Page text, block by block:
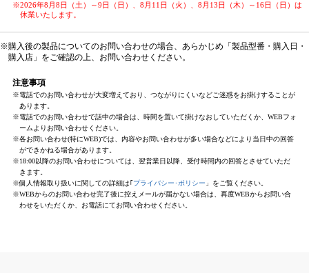
※2026年8月8日（土）～9日（日）、8月11日（火）、8月13日（木）～16日（日）は
休業いたします。
※購入後の製品についてのお問い合わせの場合、あらかじめ「製品型番・購入日・
購入店」をご確認の上、お問い合わせください。
注意事項
※電話でのお問い合わせが大変増えており、つながりにくいなどご迷惑をお掛けすることが
あります。
※電話でのお問い合わせで話中の場合は、時間を置いて掛けなおしていただくか、WEBフォ
ームよりお問い合わせください。
※各お問い合わせ(特にWEB)では、内容やお問い合わせが多い場合などにより当日中の回答
ができかねる場合があります。
※18:00以降のお問い合わせについては、翌営業日以降、受付時間内の回答とさせていただ
きます。
※個人情報取り扱いに関しての詳細は｢プライバシー･ポリシー 」をご覧ください。
※WEBからのお問い合わせ完了後に控えメールが届かない場合は、再度WEBからお問い合
わせをいただくか、お電話にてお問い合わせください。